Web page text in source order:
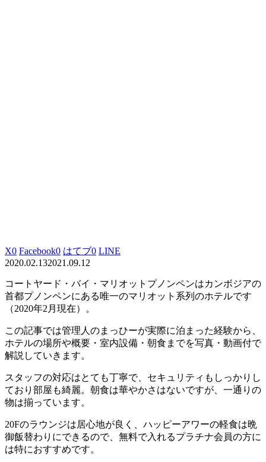
X0 Facebook0 はてブ0 LINE
2020.02.132021.09.12
コートヤード・バイ・マリオットプノンペンはカンボジアの
首都プノンペンにある唯一のマリオット系列のホテルです
（2020年2月現在）。
この記事では管理人のまっひーが実際に泊まった経験から、
ホテルの場所や概要・室内設備・朝食までを写真・動画付で
解説していきます。
スタッフの対応はとても丁寧で、セキュリティもしっかりし
ており部屋も綺麗。朝食は華やかさはないですが、一通りの
物は揃っています。
20Fのラウンジは居心地が良く、ハッピーアワーの軽食は晩
御飯替わりにできるので、無料で入れるプラチナ会員の方に
は特におすすめです。